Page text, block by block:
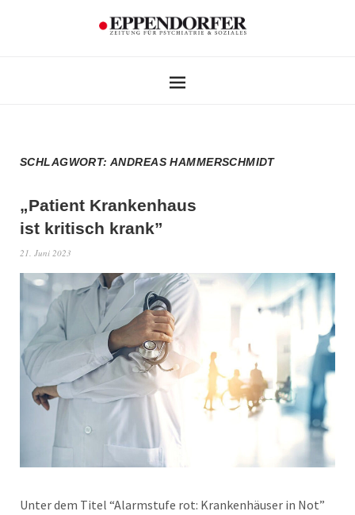
SCHLAGWORT:ANDREAS HAMMERSCHMIDT
„Patient Krankenhaus
ist kritisch krank”
21. Juni 2023
Unter dem Titel “Alarmstufe rot: Krankenhäuser in Not”